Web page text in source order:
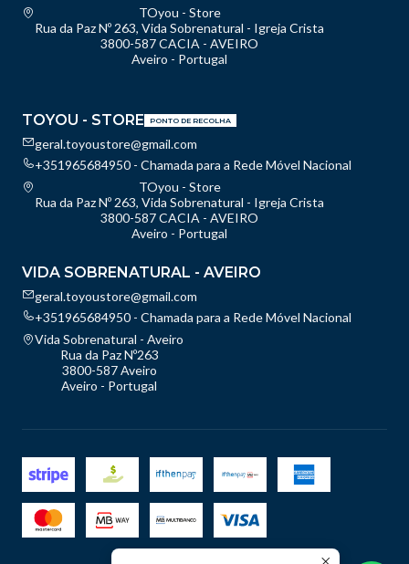
TOyou - Store
Rua da Paz Nº 263, Vida Sobrenatural - Igreja Crista
3800-587 CACIA - AVEIRO
Aveiro - Portugal
TOYOU - STORE PONTO DE RECOLHA
geral.toyoustore@gmail.com
+351965684950 - Chamada para a Rede Móvel Nacional
TOyou - Store
Rua da Paz Nº 263, Vida Sobrenatural - Igreja Crista
3800-587 CACIA - AVEIRO
Aveiro - Portugal
VIDA SOBRENATURAL - AVEIRO
geral.toyoustore@gmail.com
+351965684950 - Chamada para a Rede Móvel Nacional
Vida Sobrenatural - Aveiro
Rua da Paz Nº263
3800-587 Aveiro
Aveiro - Portugal